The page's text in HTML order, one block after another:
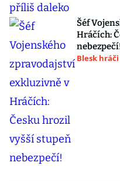
Šéf
Hráčích:
Blesk hráči